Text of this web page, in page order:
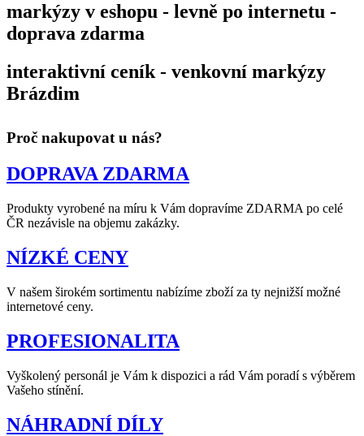
markýzy v eshopu - levně po internetu -
doprava zdarma
interaktivní ceník - venkovní markýzy
Brázdim
Proč nakupovat u nás?
DOPRAVA ZDARMA
Produkty vyrobené na míru k Vám dopravíme ZDARMA po celé
ČR nezávisle na objemu zakázky.
NÍZKÉ CENY
V našem širokém sortimentu nabízíme zboží za ty nejnižší možné
internetové ceny.
PROFESIONALITA
Vyškolený personál je Vám k dispozici a rád Vám poradí s výběrem
Vašeho stínění.
NÁHRADNÍ DÍLY